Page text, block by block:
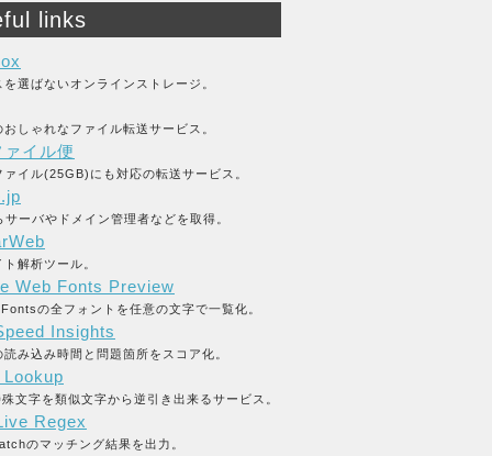
links
を選ばないオンラインストレージ。
おしゃれなファイル転送サービス。
ァイル便
ァイル(25GB)にも対応の転送サービス。
サーバやドメイン管理者などを取得。
解析ツール。
Web Fonts Preview
の全フォントを任意の文字で一覧化。
Insights
読み込み時間と問題箇所をスコア化。
文字を類似文字から逆引き出来るサービス。
Regex
のマッチング結果を出力。